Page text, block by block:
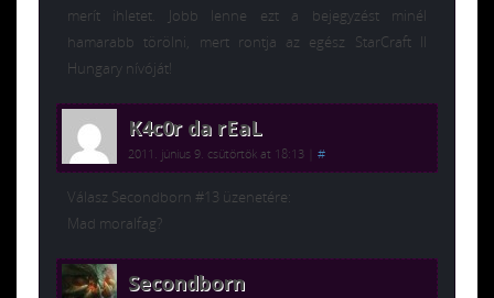
merít ihletet. Jobb lenne ezt a bejegyzést minél
hamarabb törölni, mert rontja az egész StarCraft II
Hungary nívóját!
K4c0r da rEaL
2011. június 9. csütörtök at 18:13 #
Válasz Secondborn #13 üzenetére:
Mad moralfag?
Secondborn